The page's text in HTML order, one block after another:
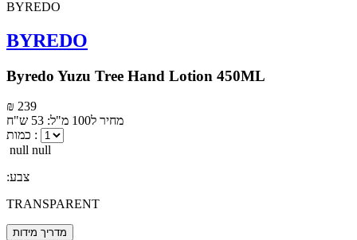
BYREDO
Byredo Yuzu Tree Hand Lotion 450ML
₪ 239
מחיר ל100 מ"ל: 53 ש"ח
כמות :
null null
:צבע
TRANSPARENT
מדריך מידות